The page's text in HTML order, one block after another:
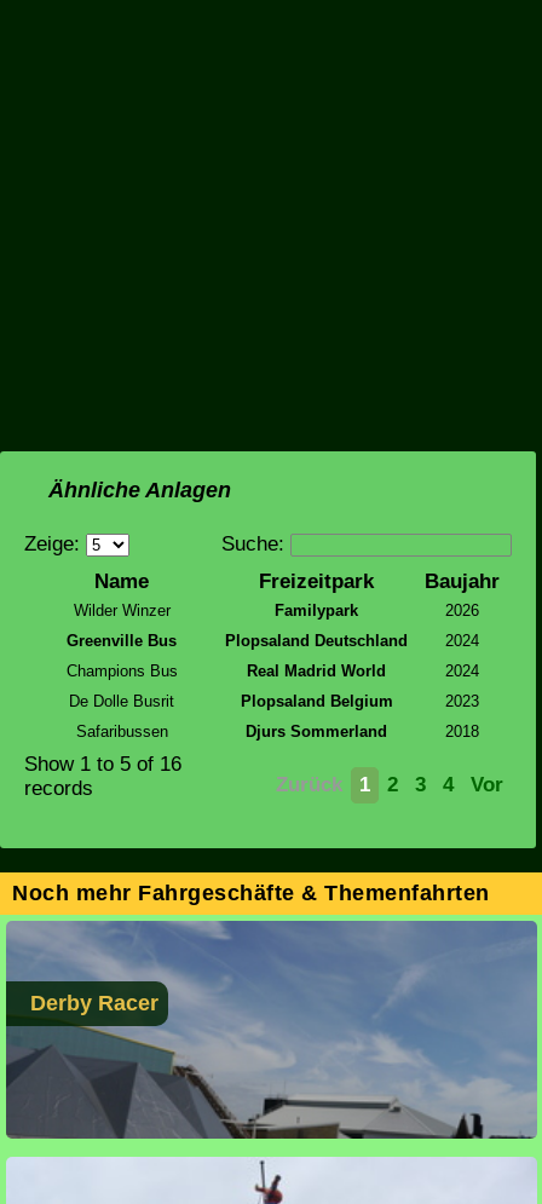
Ähnliche Anlagen
Suche:
Zeige:
Name
Freizeitpark Baujahr
Wilder Winzer Familypark
2026
Greenville Bus
Plopsaland Deutschland
2024
Champions Bus
Real Madrid World
2024
De Dolle Busrit
Plopsaland Belgium
2023
Safaribussen
Djurs Sommerland 2018
Zurück 1 2 3 4 Vor
Show 1 to 5 of 16
records
Noch mehr Fahrgeschäfte & Themenfahrten
Derby Racer